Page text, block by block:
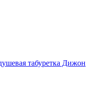
табуретка Дижон